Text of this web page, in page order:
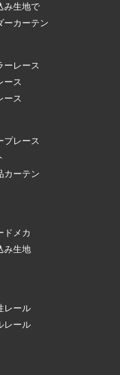
み生地で
ーカーテン
ーレース
ース
ース
プレース
カーテン
ドメカ
み生地
レール
レール